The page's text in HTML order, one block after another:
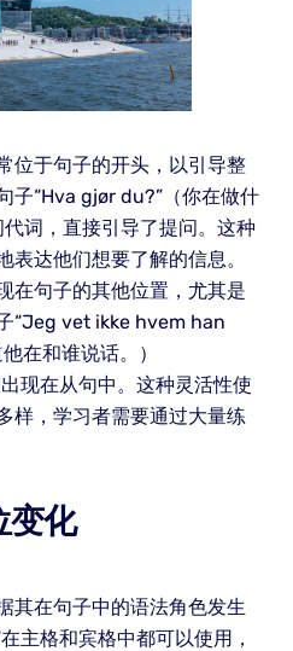
位于句子的开头，以引导整
子“Hva gjør du?”（你在做什
词，直接引导了提问。这种
达他们想要了解的信息。
在句子的其他位置，尤其是
“Jeg vet ikke hvem han
在和谁说话。）
现在从句中。这种灵活性使
样，学习者需要通过大量练
变化
其在句子中的语法角色发生
主格和宾格中都可以使用，